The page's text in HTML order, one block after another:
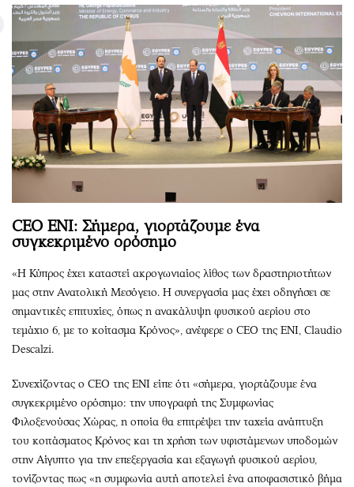
CEO ENI: Σήμερα, γιορτάζουμε ένα
συγκεκριμένο ορόσημο
«Η Κύπρος έχει καταστεί ακρογωνιαίος λίθος των δραστηριοτήτων
μας στην Ανατολική Μεσόγειο. Η συνεργασία μας έχει οδηγήσει σε
σημαντικές επιτυχίες, όπως η ανακάλυψη φυσικού αερίου στο
τεμάχιο 6, με το κοίτασμα Κρόνος», ανέφερε ο CEO της ENI, Claudio
Descalzi.
Συνεχίζοντας ο CEO της ENI είπε ότι «σήμερα, γιορτάζουμε ένα
συγκεκριμένο ορόσημο: την υπογραφή της Συμφωνίας
Φιλοξενούσας Χώρας, η οποία θα επιτρέψει την ταχεία ανάπτυξη
του κοιτάσματος Κρόνος και τη χρήση των υφιστάμενων υποδομών
στην Αίγυπτο για την επεξεργασία και εξαγωγή φυσικού αερίου,
τονίζοντας πως «η συμφωνία αυτή αποτελεί ένα αποφασιστικό βήμα